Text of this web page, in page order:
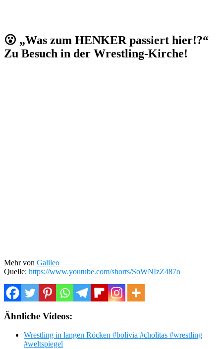
😮 „Was zum HENKER passiert hier!?“
Zu Besuch in der Wrestling-Kirche!
Mehr von Galileo
Quelle: https://www.youtube.com/shorts/SoWNIzZ487o
Ähnliche Videos:
Wrestling in langen Röcken #bolivia #cholitas #wrestling
#weltspiegel